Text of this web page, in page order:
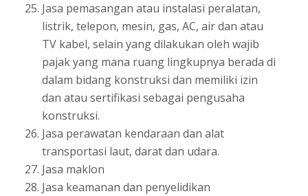
Jasa pemasangan atau instalasi peralatan,
listrik, telepon, mesin, gas, AC, air dan atau
TV kabel, selain yang dilakukan oleh wajib
pajak yang mana ruang lingkupnya berada di
dalam bidang konstruksi dan memiliki izin
dan atau sertifikasi sebagai pengusaha
konstruksi.
Jasa perawatan kendaraan dan alat
transportasi laut, darat dan udara.
Jasa maklon
Jasa keamanan dan penyelidikan